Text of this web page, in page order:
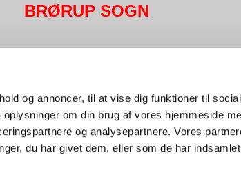
og annoncer, til at vise dig funktioner til
om din brug af vores hjemmeside
og analysepartnere. Vores
du har givet dem, eller som de har
BRØRUP SOGN